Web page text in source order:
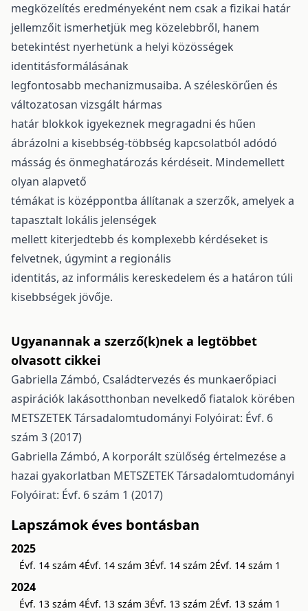
megközelítés eredményeként nem csak a fizikai határ
jellemzőit ismerhetjük meg közelebbről, hanem
betekintést nyerhetünk a helyi közösségek
identitásformálásának
legfontosabb mechanizmusaiba. A széleskörűen és
változatosan vizsgált hármas
határ blokkok igyekeznek megragadni és hűen
ábrázolni a kisebbség-többség kapcsolatból adódó
másság és önmeghatározás kérdéseit. Mindemellett
olyan alapvető
témákat is középpontba állítanak a szerzők, amelyek a
tapasztalt lokális jelenségek
mellett kiterjedtebb és komplexebb kérdéseket is
felvetnek, úgymint a regionális
identitás, az informális kereskedelem és a határon túli
kisebbségek jövője.
Ugyanannak a szerző(k)nek a legtöbbet
olvasott cikkei
Gabriella Zámbó, Családtervezés és munkaerőpiaci
aspirációk lakásotthonban nevelkedő fiatalok körében
METSZETEK Társadalomtudományi Folyóirat: Évf. 6
szám 3 (2017)
Gabriella Zámbó, A korporált szülőség értelmezése a
hazai gyakorlatban METSZETEK Társadalomtudományi
Folyóirat: Évf. 6 szám 1 (2017)
Lapszámok éves bontásban
2025
Évf. 14 szám 4Évf. 14 szám 3Évf. 14 szám 2Évf. 14 szám 1
2024
Évf. 13 szám 4Évf. 13 szám 3Évf. 13 szám 2Évf. 13 szám 1